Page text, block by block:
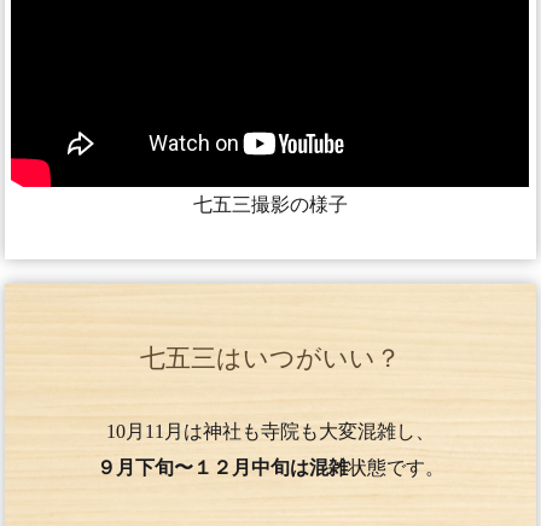
七五三撮影の様子
七五三はいつがいい？
10月11月は神社も寺院も大変混雑し、
９月下旬〜１２月中旬は混雑状態です。